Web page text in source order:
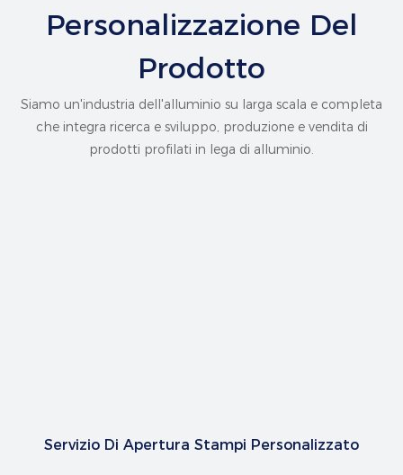
Personalizzazione Del
Prodotto
Siamo un'industria dell'alluminio su larga scala e completa
che integra ricerca e sviluppo, produzione e vendita di
prodotti profilati in lega di alluminio.
Servizio Di Apertura Stampi Personalizzato